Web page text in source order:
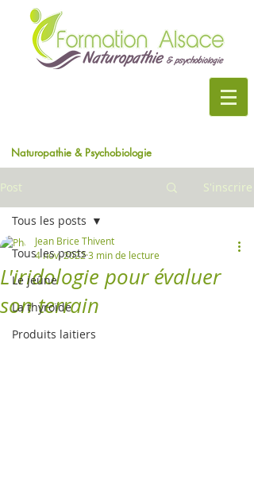
Naturopathie & Psychobiologie
Post S'inscrire
Tous les posts
Le jeûne
La thyroïde
Produits laitiers
Tous les posts
L'iridologie pour évaluer
son terrain
Jean Brice Thivent
4 nov. 20223 min de lecture